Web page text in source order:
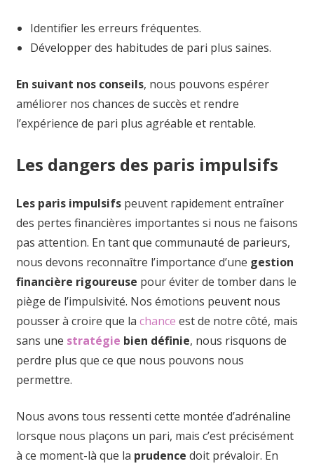
Identifier les erreurs fréquentes.
Développer des habitudes de pari plus saines.
En suivant nos conseils, nous pouvons espérer
améliorer nos chances de succès et rendre
l’expérience de pari plus agréable et rentable.
Les dangers des paris impulsifs
Les paris impulsifspeuvent rapidement entraîner
des pertes financières importantes si nous ne faisons
pas attention. En tant que communauté de parieurs,
nous devons reconnaître l’importance d’une gestion
financière rigoureuse pour éviter de tomber dans le
piège de l’impulsivité. Nos émotions peuvent nous
pousser à croire que la chance est de notre côté, mais
sans une stratégie bien définie, nous risquons de
perdre plus que ce que nous pouvons nous
permettre.
Nous avons tous ressenti cette montée d’adrénaline
lorsque nous plaçons un pari, mais c’est précisément
à ce moment-là que la prudence doit prévaloir. En